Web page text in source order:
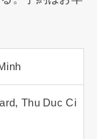
Thu Duc Ci